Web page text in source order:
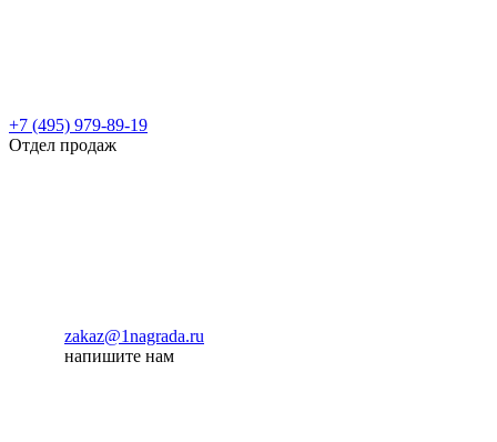
+7 (495) 979-89-19
Отдел продаж
zakaz@1nagrada.ru
напишите нам